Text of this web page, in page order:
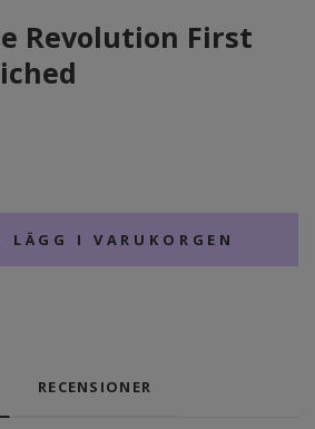
Revolution First
LÄGG I VARUKORGEN
RECENSIONER